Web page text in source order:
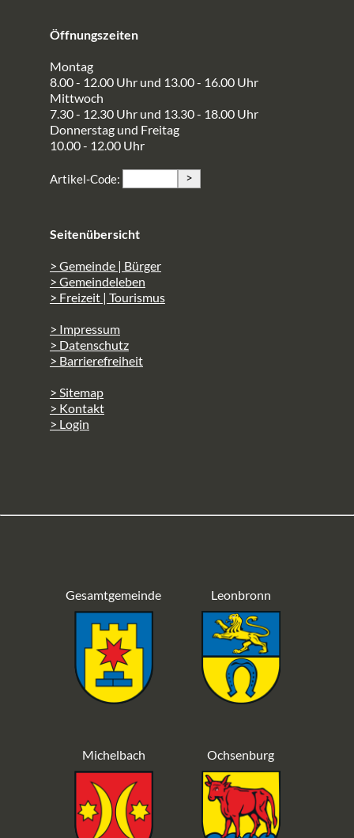
Öffnungszeiten
Montag
8.00 - 12.00 Uhr und 13.00 - 16.00 Uhr
Mittwoch
7.30 - 12.30 Uhr und 13.30 - 18.00 Uhr
Donnerstag und Freitag
10.00 - 12.00 Uhr
Artikel-Code: >
Seitenübersicht
> Gemeinde | Bürger
> Gemeindeleben
> Freizeit | Tourismus
> Impressum
> Datenschutz
> Barrierefreiheit
> Sitemap
> Kontakt
> Login
Gesamtgemeinde Leonbronn
Michelbach Ochsenburg